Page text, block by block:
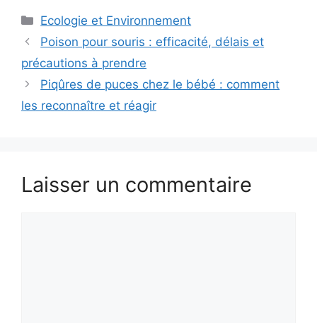
Catégories
Ecologie et Environnement
Poison pour souris : efficacité, délais et
précautions à prendre
Piqûres de puces chez le bébé : comment
les reconnaître et réagir
Laisser un commentaire